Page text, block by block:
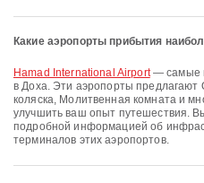
Какие аэропорты прибытия
Hamad International Airport— самые
в Доха. Эти аэропорты
коляска, Молитвенная комната и
улучшить ваш опыт путешествия.
подробной информацией об
терминалов этих аэропортов.